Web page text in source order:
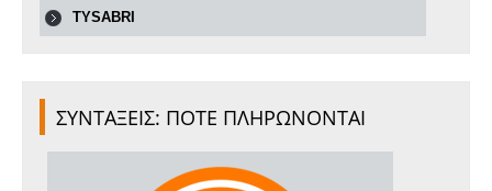
TYSABRI
ΣΥΝΤΑΞΕΙΣ: ΠΟΤΕ ΠΛΗΡΩΝΟΝΤΑΙ